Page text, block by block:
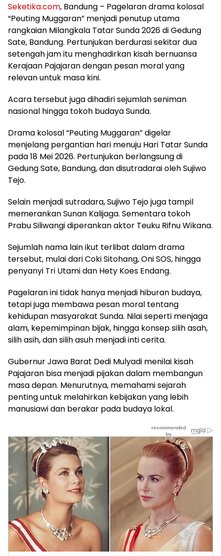
Seketika.com, Bandung – Pagelaran drama kolosal
“Peuting Muggaran” menjadi penutup utama
rangkaian Milangkala Tatar Sunda 2026 di Gedung
Sate, Bandung. Pertunjukan berdurasi sekitar dua
setengah jam itu menghadirkan kisah bernuansa
Kerajaan Pajajaran dengan pesan moral yang
relevan untuk masa kini.
Acara tersebut juga dihadiri sejumlah seniman
nasional hingga tokoh budaya Sunda.
Drama kolosal “Peuting Muggaran” digelar
menjelang pergantian hari menuju Hari Tatar Sunda
pada 18 Mei 2026. Pertunjukan berlangsung di
Gedung Sate, Bandung, dan disutradarai oleh Sujiwo
Tejo.
Selain menjadi sutradara, Sujiwo Tejo juga tampil
memerankan Sunan Kalijaga. Sementara tokoh
Prabu Siliwangi diperankan aktor Teuku Rifnu Wikana.
Sejumlah nama lain ikut terlibat dalam drama
tersebut, mulai dari Coki Sitohang, Oni SOS, hingga
penyanyi Tri Utami dan Hety Koes Endang.
Pagelaran ini tidak hanya menjadi hiburan budaya,
tetapi juga membawa pesan moral tentang
kehidupan masyarakat Sunda. Nilai seperti menjaga
alam, kepemimpinan bijak, hingga konsep silih asah,
silih asih, dan silih asuh menjadi inti cerita.
Gubernur Jawa Barat Dedi Mulyadi menilai kisah
Pajajaran bisa menjadi pijakan dalam membangun
masa depan. Menurutnya, memahami sejarah
penting untuk melahirkan kebijakan yang lebih
manusiawi dan berakar pada budaya lokal.